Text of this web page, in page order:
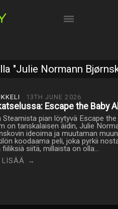
"Julie Normann
13TH JUNE 2026
Escape the Baby
Steamista pian löytyvä Escape
on tanskalaisen äidin, Julie
ideoima ja muutaman muun
koodaama peli, joka pyrkii
fiiliksiä siitä, millaista on olla…
LISÄÄ →